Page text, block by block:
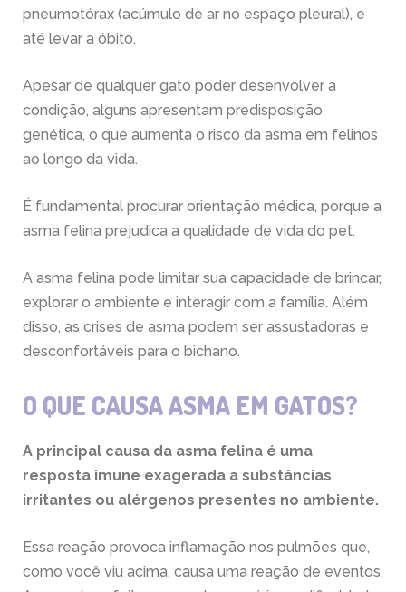
pneumotórax (acúmulo de ar no espaço pleural), e
até levar a óbito.
Apesar de qualquer gato poder desenvolver a
condição, alguns apresentam predisposição
genética, o que aumenta o risco da asma em felinos
ao longo da vida.
É fundamental procurar orientação médica, porque a
asma felina prejudica a qualidade de vida do pet.
A asma felina pode limitar sua capacidade de brincar,
explorar o ambiente e interagir com a família. Além
disso, as crises de asma podem ser assustadoras e
desconfortáveis para o bichano.
O QUE CAUSA ASMA EM GATOS?
A principal causa da asma felina é uma
resposta imune exagerada a substâncias
irritantes ou alérgenos presentes no ambiente.
Essa reação provoca inflamação nos pulmões que,
como você viu acima, causa uma reação de eventos.